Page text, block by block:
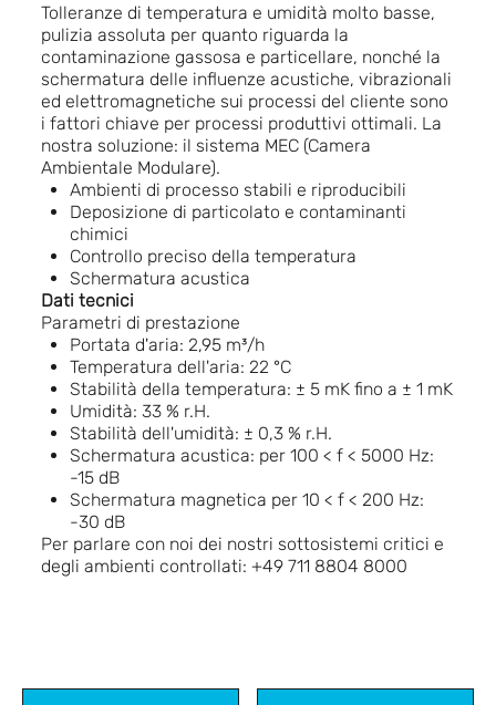
Tolleranze di temperatura e umidità molto basse,
pulizia assoluta per quanto riguarda la
contaminazione gassosa e particellare, nonché la
schermatura delle influenze acustiche, vibrazionali
ed elettromagnetiche sui processi del cliente sono
i fattori chiave per processi produttivi ottimali. La
nostra soluzione: il sistema MEC (Camera
Ambientale Modulare).
Ambienti di processo stabili e riproducibili
Deposizione di particolato e contaminanti
chimici
Controllo preciso della temperatura
Schermatura acustica
Dati tecnici
Parametri di prestazione
Portata d'aria: 2,95 m³/h
Temperatura dell'aria: 22 °C
Stabilità della temperatura: ± 5 mK fino a ± 1 mK
Umidità: 33 % r.H.
Stabilità dell'umidità: ± 0,3 % r.H.
Schermatura acustica: per 100 < f < 5000 Hz:
-15 dB
Schermatura magnetica per 10 < f < 200 Hz:
-30 dB
Per parlare con noi dei nostri sottosistemi critici e
degli ambienti controllati: +49 711 8804 8000